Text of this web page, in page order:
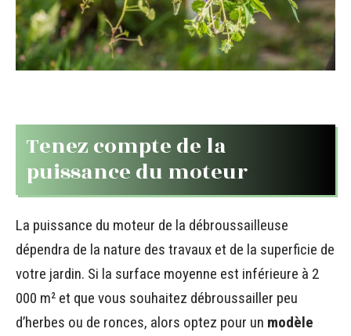
Tenez compte de la
puissance du moteur
La puissance du moteur de la débroussailleuse
dépendra de la nature des travaux et de la superficie de
votre jardin. Si la surface moyenne est inférieure à 2
000 m² et que vous souhaitez débroussailler peu
d’herbes ou de ronces, alors optez pour un modèle